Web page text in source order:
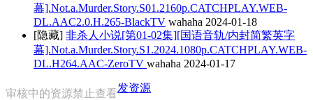
幕].Not.a.Murder.Story.S01.2160p.CATCHPLAY.WEB-
DL.AAC2.0.H.265-BlackTV wahaha 2024-01-18
[隐藏] 非杀人小说[第01-02集][国语音轨/内封简繁英字
幕].Not.a.Murder.Story.S1.2024.1080p.CATCHPLAY.WEB-
DL.H264.AAC-ZeroTV wahaha 2024-01-17
审核中的资源禁止查看发资源